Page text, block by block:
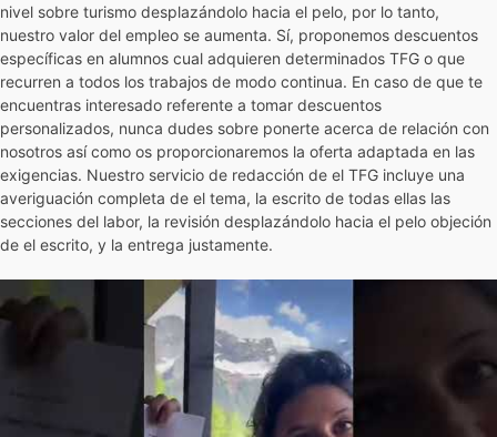
nivel sobre turismo desplazándolo hacia el pelo, por lo tanto,
nuestro valor del empleo se aumenta. Sí, proponemos descuentos
específicas en alumnos cual adquieren determinados TFG o que
recurren a todos los trabajos de modo continua. En caso de que te
encuentras interesado referente a tomar descuentos
personalizados, nunca dudes sobre ponerte acerca de relación con
nosotros así­ como os proporcionaremos la oferta adaptada en las
exigencias. Nuestro servicio de redacción de el TFG incluye una
averiguación completa de el tema, la escrito de todas ellas las
secciones del labor, la revisión desplazándolo hacia el pelo objeción
de el escrito, y la entrega justamente.